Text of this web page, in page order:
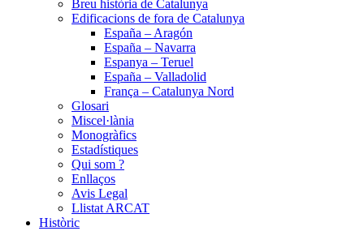
Breu història de Catalunya
Edificacions de fora de Catalunya
España – Aragón
España – Navarra
Espanya – Teruel
España – Valladolid
França – Catalunya Nord
Glosari
Miscel·lània
Monogràfics
Estadístiques
Qui som ?
Enllaços
Avis Legal
Llistat ARCAT
Històric